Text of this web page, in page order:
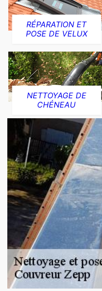
RÉPARATION ET
POSE DE VELUX
NETTOYAGE DE
CHÉNEAU